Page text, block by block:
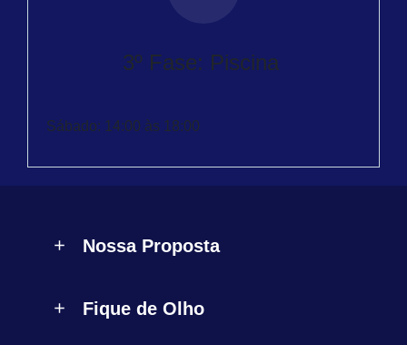
3º Fase: Piscina
Sábado: 14:00 às 18:00
Nossa Proposta
Fique de Olho